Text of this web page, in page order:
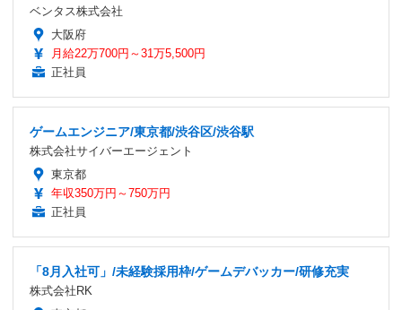
ベンタス株式会社
大阪府
月給22万700円～31万5,500円
正社員
ゲームエンジニア/東京都/渋谷区/渋谷駅
株式会社サイバーエージェント
東京都
年収350万円～750万円
正社員
「8月入社可」/未経験採用枠/ゲームデバッカー/研修充実
株式会社RK